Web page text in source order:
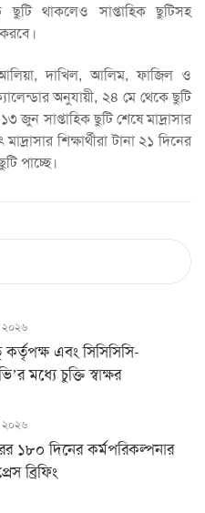
ছুটি থাকলেও সাপ্তাহিক ছুটিসহ
দাখিল, আলিম, ফাজিল ও
অনুযায়ী, ২৪ মে থেকে ছুটি
সাপ্তাহিক ছুটি শেষে মাদ্রাসার
শিক্ষার্থীরা টানা ২১ দিনের
পাচ্ছে।
২০২৬
এবং সিসিসিসি-
মধ্যে চুক্তি স্বাক্ষর
২০২৬
১৮০ দিনের কর্মপরিকল্পনার
ব্রিফিং